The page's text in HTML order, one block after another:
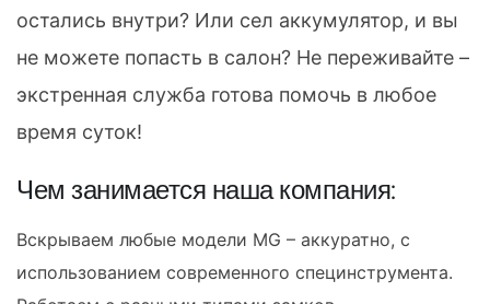
остались внутри? Или сел аккумулятор, и вы
не можете попасть в салон? Не переживайте –
экстренная служба готова помочь в любое
время суток!
Чем занимается наша компания:
Вскрываем любые модели MG – аккуратно, с
использованием современного специнструмента.